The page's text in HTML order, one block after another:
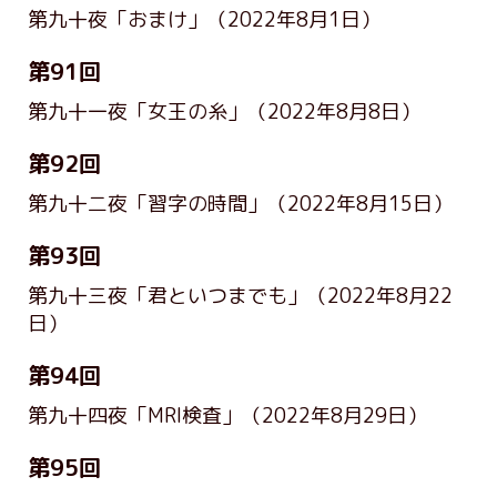
第九十夜「おまけ」 （2022年8月1日）
第91回
第九十一夜「女王の糸」 （2022年8月8日）
第92回
第九十二夜「習字の時間」 （2022年8月15日）
第93回
第九十三夜「君といつまでも」
（2022年8月22
日）
第94回
第九十四夜「MRI検査」 （2022年8月29日）
第95回